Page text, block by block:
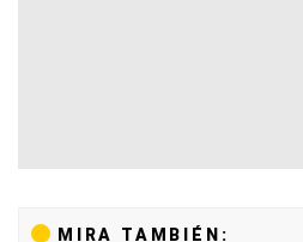
MIRA TAMBIÉN: